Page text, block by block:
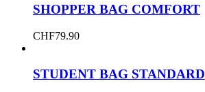
SHOPPER BAG COMFORT
CHF79.90
STUDENT BAG STANDARD